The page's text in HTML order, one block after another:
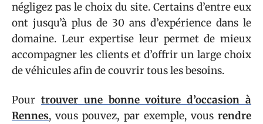
négligez pas le choix du site. Certains d’entre eux
ont jusqu’à plus de 30 ans d’expérience dans le
domaine. Leur expertise leur permet de mieux
accompagner les clients et d’offrir un large choix
de véhicules afin de couvrir tous les besoins.
Pour trouver une bonne voiture d’occasion à
Rennes, vous pouvez, par exemple, vous rendre